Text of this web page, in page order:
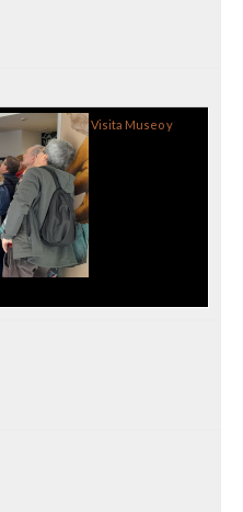
Visita Museo y